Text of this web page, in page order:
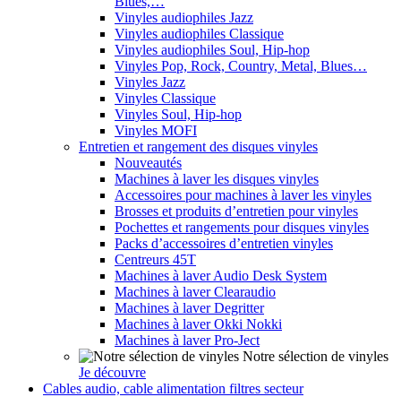
Vinyles audiophiles Jazz
Vinyles audiophiles Classique
Vinyles audiophiles Soul, Hip-hop
Vinyles Pop, Rock, Country, Metal, Blues…
Vinyles Jazz
Vinyles Classique
Vinyles Soul, Hip-hop
Vinyles MOFI
Entretien et rangement des disques vinyles
Nouveautés
Machines à laver les disques vinyles
Accessoires pour machines à laver les vinyles
Brosses et produits d’entretien pour vinyles
Pochettes et rangements pour disques vinyles
Packs d’accessoires d’entretien vinyles
Centreurs 45T
Machines à laver Audio Desk System
Machines à laver Clearaudio
Machines à laver Degritter
Machines à laver Okki Nokki
Machines à laver Pro-Ject
Notre sélection de vinyles
Je découvre
Cables audio, cable alimentation filtres secteur